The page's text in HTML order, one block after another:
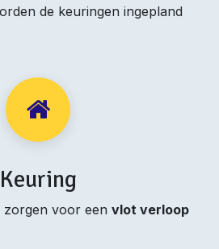
de keuringen ingepland
Keuring
zorgen voor een vlot verloop